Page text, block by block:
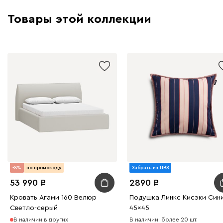
Товары этой коллекции
-8% по промокоду
53 990
Кровать Агами 160 Велюр
Светло-серый
В наличии в других
Забрать из ПВЗ
2890
Подушка Линкс Кисэки
45x45
В наличии: более 20 шт.